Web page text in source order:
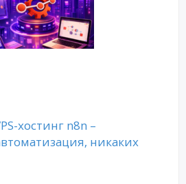
хостинг n8n –
никаких